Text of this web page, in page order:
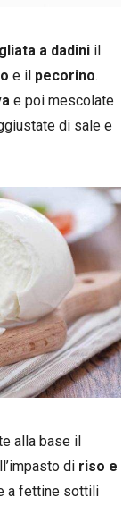
a dadini il
e il pecorino.
e poi mescolate
di sale e
alla base il
di riso e
a fettine sottili